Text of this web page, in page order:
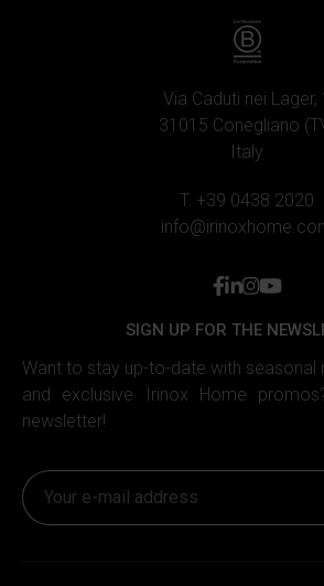
Via Caduti nei Lager,
31015 Conegliano
Italy
T. +39 0438 2020
facebook
linkedin
instagram
youtube
SIGN UP FOR THE
Want to stay up-to-date with seasonal
and exclusive Irinox Home
newsletter!